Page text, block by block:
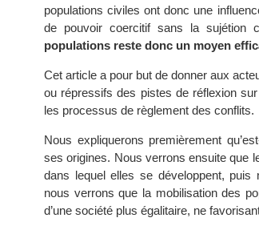
populations civiles ont donc une
de pouvoir coercitif sans la sujétion
populations reste donc un moyen
Cet article a pour but de donner aux
ou répressifs des pistes de réflexion
les processus de règlement des conflits.
Nous expliquerons premièrement
ses origines. Nous verrons ensuite que
dans lequel elles se développent,
nous verrons que la mobilisation des
d’une société plus égalitaire, ne